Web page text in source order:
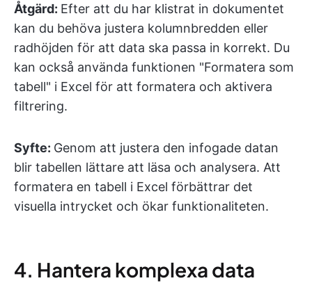
Åtgärd: Efter att du har klistrat in dokumentet
kan du behöva justera kolumnbredden eller
radhöjden för att data ska passa in korrekt. Du
kan också använda funktionen "Formatera som
tabell" i Excel för att formatera och aktivera
filtrering.
Syfte: Genom att justera den infogade datan
blir tabellen lättare att läsa och analysera. Att
formatera en tabell i Excel förbättrar det
visuella intrycket och ökar funktionaliteten.
4. Hantera komplexa data